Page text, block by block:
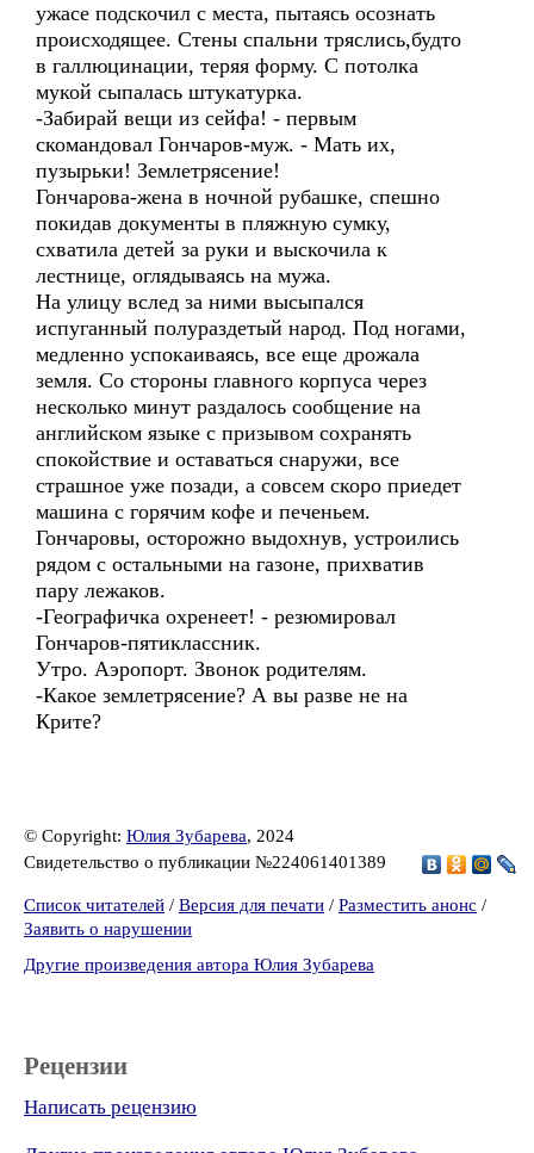
ужасе подскочил с места, пытаясь осознать
происходящее. Стены спальни тряслись,будто
в галлюцинации, теряя форму. С потолка
мукой сыпалась штукатурка.
-Забирай вещи из сейфа! - первым
скомандовал Гончаров-муж. - Мать их,
пузырьки! Землетрясение!
Гончарова-жена в ночной рубашке, спешно
покидав документы в пляжную сумку,
схватила детей за руки и выскочила к
лестнице, оглядываясь на мужа.
На улицу вслед за ними высыпался
испуганный полураздетый народ. Под ногами,
медленно успокаиваясь, все еще дрожала
земля. Со стороны главного корпуса через
несколько минут раздалось сообщение на
английском языке с призывом сохранять
спокойствие и оставаться снаружи, все
страшное уже позади, а совсем скоро приедет
машина с горячим кофе и печеньем.
Гончаровы, осторожно выдохнув, устроились
рядом с остальными на газоне, прихватив
пару лежаков.
-Географичка охренеет! - резюмировал
Гончаров-пятиклассник.
Утро. Аэропорт. Звонок родителям.
-Какое землетрясение? А вы разве не на
Крите?
© Copyright: Юлия Зубарева, 2024
Свидетельство о публикации №224061401389
Список читателей / Версия для печати / Разместить анонс /
Заявить о нарушении
Другие произведения автора Юлия Зубарева
Рецензии
Написать рецензию